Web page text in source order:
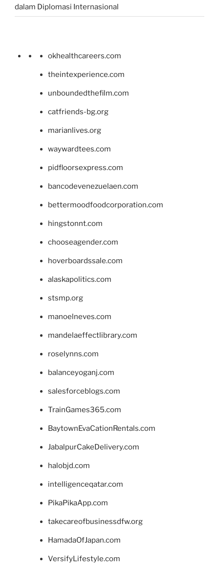
dalam Diplomasi Internasional
okhealthcareers.com
theintexperience.com
unboundedthefilm.com
catfriends-bg.org
marianlives.org
waywardtees.com
pidfloorsexpress.com
bancodevenezuelaen.com
bettermoodfoodcorporation.com
hingstonnt.com
chooseagender.com
hoverboardssale.com
alaskapolitics.com
stsmp.org
manoelneves.com
mandelaeffectlibrary.com
roselynns.com
balanceyoganj.com
salesforceblogs.com
TrainGames365.com
BaytownEvaCationRentals.com
JabalpurCakeDelivery.com
halobjd.com
intelligenceqatar.com
PikaPikaApp.com
takecareofbusinessdfw.org
HamadaOfJapan.com
VersifyLifestyle.com